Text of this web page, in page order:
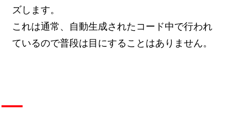
ズします。
これは通常、自動生成されたコード中で行われ
ているので普段は目にすることはありません。